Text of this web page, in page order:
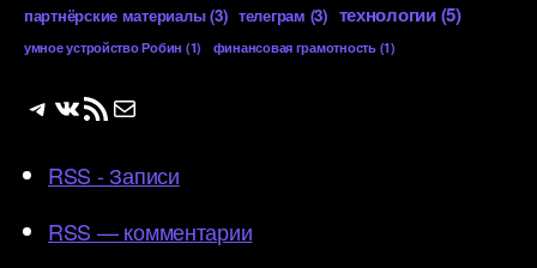
партнёрские материалы(3) телеграм (3) технологии(5)
умное устройство Робин (1) финансовая грамотность(1)
Telegram
ВКонтакте
RSS-лентаПочта
RSS - Записи
RSS — комментарии